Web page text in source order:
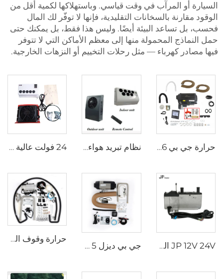
السيارة أو المرآب في وقت قياسي. وباستهلاكها لكمية أقل من
الوقود مقارنة بالسخانات التقليدية، فإنها لا توفّر لك المال
فحسب، بل تساعد البيئة أيضًا. وليس هذا فقط، بل يمكنك حتى
حمل النماذج المحمولة منها إلى معظم الأماكن التي لا تتوفر
فيها مصادر كهرباء — مثل رحلات التخييم أو النزهات الخارجية.
حرارة جي بي 6 كيلوواط 12 فولت LPG غاز كومبي 110 فولت 220 فولت هواء وماء ساخن مماثل لترما كومبي 6e نظام تبريد هواء للشاحنة 24 فولت عالية الجودة مكيف الهواء شاحنة جرار حفرة شاحنة عربة مقطورة مكيف الهواء
JP 12V 24V الديزل سخان المياه السائل سخان المياه للوقوف 5KW للشاحنة جي بي ديزل 5 كيلوواط 12 فولت 24 فولت محرك سيارات محرك سيارات هوائي مشابه لويباستو للمتجولات
حرارة وقوف السيارات السائلة 5KW 12V حرارة السيارة الغاز البنزين حرارة مائية هيدرونية